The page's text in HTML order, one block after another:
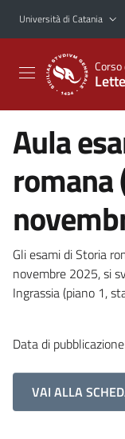
Vai al contenuto
Vai al menu di
Università di Catania
Corso
Aula
romana
Gli esami di Storia
novembre 2025, si
Ingrassia (piano 1,
Data di
VAI ALLA